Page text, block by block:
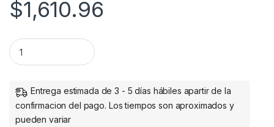
$1,610.96
Switch TP-Link Gigabit Ethernet TL-SG1024, 10/100/
Entrega estimada de 3 - 5 días hábiles apartir de la
confirmacion del pago. Los tiempos son aproximados y
pueden variar